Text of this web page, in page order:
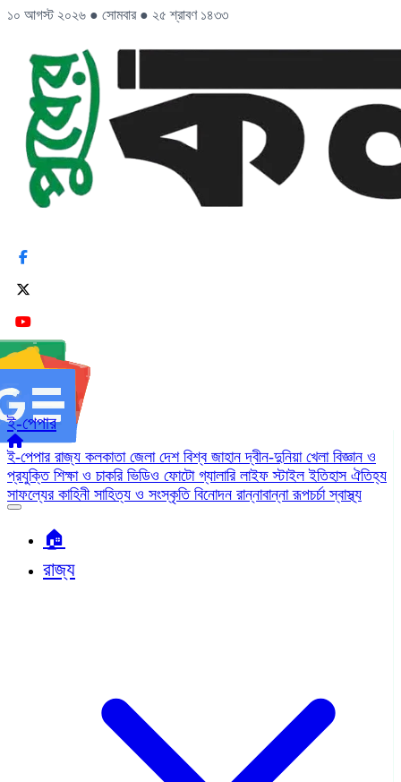
১০ আগস্ট ২০২৬ ● সোমবার ● ২৫ শ্রাবণ ১৪৩৩
ই-পেপার
ই-পেপার রাজ্য কলকাতা জেলা দেশ বিশ্ব জাহানদ্বীন-দুনিয়া খেলা বিজ্ঞান ও
প্রযুক্তি শিক্ষা ও চাকরি ভিডিও ফোটো গ্যালারি লাইফ স্টাইলইতিহাস ঐতিহ্য
সাফল্যের কাহিনী সাহিত্য ও সংস্কৃতি বিনোদন রান্নাবান্নারূপচর্চাস্বাস্থ্য
🏠︎
রাজ্য